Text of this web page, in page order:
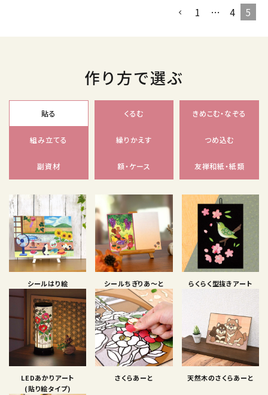
1
… 4 5
作り方で選ぶ
貼る くるむ きめこむ・なぞる
組み立てる 繰りかえす つめ込む
副資材 額・ケース 友禅和紙・紙類
シールはり絵 シールちぎりあ〜と らくらく型抜きアート
LEDあかりアート
(貼り絵タイプ)
さくらあーと 天然木のさくらあーと